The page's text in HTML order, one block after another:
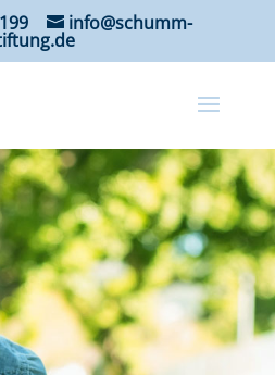
info@schumm-